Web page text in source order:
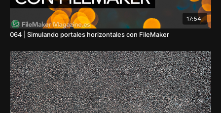
17:54
064 | Simulando portales horizontales con FileMaker